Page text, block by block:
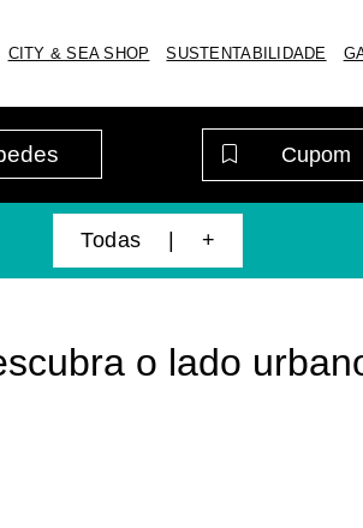
CITY & SEA SHOP SUSTENTABILIDADE
Todas | +
o lado